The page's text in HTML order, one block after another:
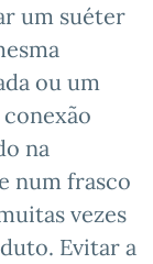
um suéter
ou um
na
num frasco
vezes
Evitar a